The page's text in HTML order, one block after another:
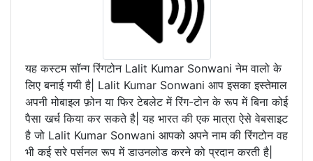
यह कस्टम सॉन्ग रिंगटोन Lalit Kumar Sonwani नेम वालो के
लिए बनाई गयी है| Lalit Kumar Sonwani आप इसका इस्तेमाल
अपनी मोबाइल फ़ोन या फिर टेबलेट में रिंग-टोन के रूप में बिना कोई
पैसा खर्च किया कर सकते है| यह भारत की एक मात्रा ऐसे वेबसाइट
है जो Lalit Kumar Sonwani आपको अपने नाम की रिंगटोन वह
भी कई सरे पर्सनल रूप में डाउनलोड करने को प्रदान करती है|